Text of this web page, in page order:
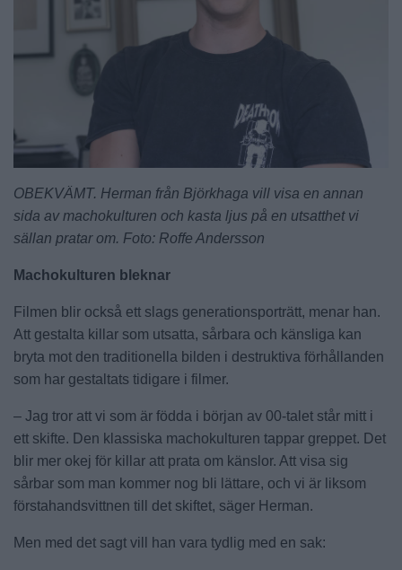
OBEKVÄMT. Herman från Björkhaga vill visa en annan
sida av machokulturen och kasta ljus på en utsatthet vi
sällan pratar om. Foto: Roffe Andersson
Machokulturen bleknar
Filmen blir också ett slags generationsporträtt, menar han.
Att gestalta killar som utsatta, sårbara och känsliga kan
bryta mot den traditionella bilden i destruktiva förhållanden
som har gestaltats tidigare i filmer.
– Jag tror att vi som är födda i början av 00-talet står mitt i
ett skifte. Den klassiska machokulturen tappar greppet. Det
blir mer okej för killar att prata om känslor. Att visa sig
sårbar som man kommer nog bli lättare, och vi är liksom
förstahandsvittnen till det skiftet, säger Herman.
Men med det sagt vill han vara tydlig med en sak: